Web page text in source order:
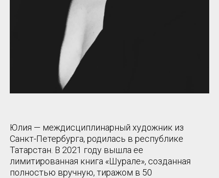
Юлия — междисциплинарный художник из
Санкт-Петербурга, родилась в республике
Татарстан. В 2021 году вышла ее
лимитированная книга «Шурале», созданная
полностью вручную, тиражом в 50